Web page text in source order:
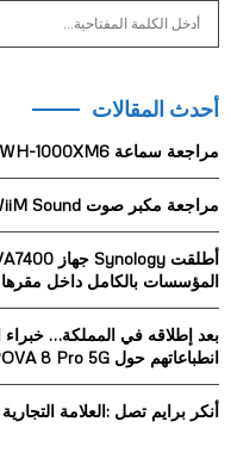
c
f
r
:
أحدث المقالات
مراجعة سماعة Sony WH-1000XM6
مراجعة مكبر صوت WiiM Sound
المؤسسات بالكامل داخل مقرها
بعد إطلاقه في المملكة… خبراء
انطباعاتهم حول TECNO POVA 8 Pro 5G
أنكر برايم تصل :العلامة